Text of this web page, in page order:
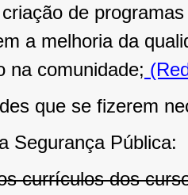
de
a melhoria da
na comunidade;
que se fizerem
Segurança Pública:
currículos dos